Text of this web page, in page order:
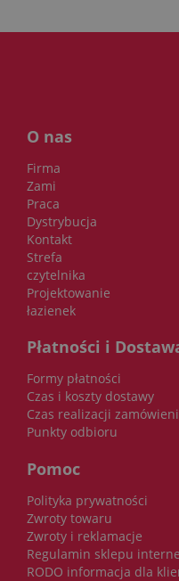
O nas
Firma
Zami
Praca
Dystrybucja
Kontakt
Strefa
czytelnika
Projektowanie
łazienek
Płatności i
Formy płatności
Czas i koszty dostawy
Czas realizacji
Punkty odbioru
Pomoc
Polityka prywatności
Zwroty towaru
Zwroty i reklamacje
Regulamin sklepu
RODO informacja dla